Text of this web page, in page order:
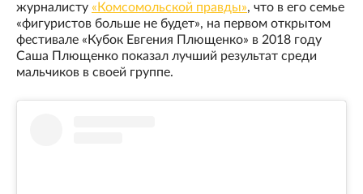
журналисту «Комсомольской правды», что в его семье
«фигуристов больше не будет», на первом открытом
фестивале «Кубок Евгения Плющенко» в 2018 году
Саша Плющенко показал лучший результат среди
мальчиков в своей группе.